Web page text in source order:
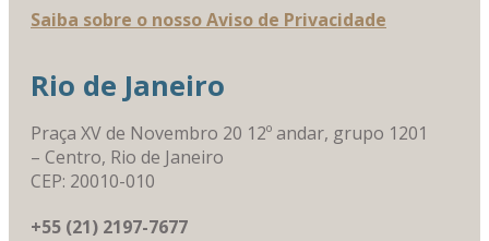
Saiba sobre o nosso Aviso de Privacidade
Rio de Janeiro
Praça XV de Novembro 20 12º andar, grupo 1201
– Centro, Rio de Janeiro
CEP: 20010-010
+55 (21) 2197-7677